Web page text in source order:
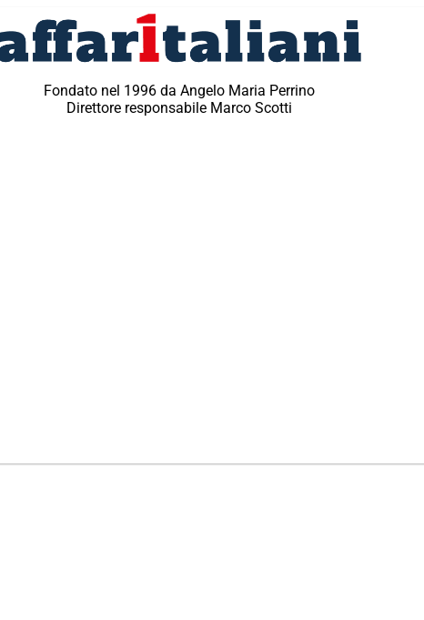
Fondato nel 1996 da Angelo Maria Perrino
Direttore responsabile Marco Scotti